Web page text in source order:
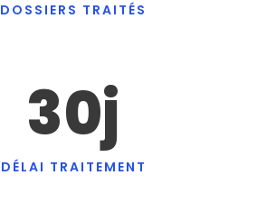
DOSSIERS TRAITÉS
30j
DÉLAI TRAITEMENT